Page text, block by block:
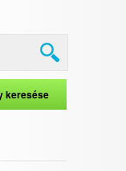
Privacy Policy